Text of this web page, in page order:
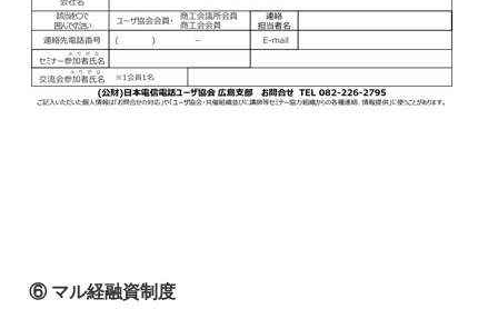
⑥ マル経融資制度